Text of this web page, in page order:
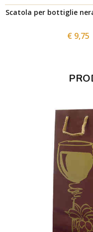
Scatola per bottiglie
€ 9,75